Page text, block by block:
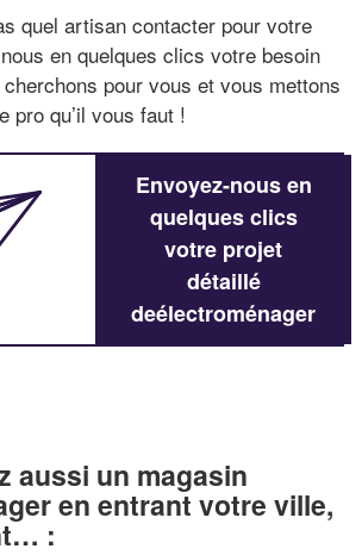
quel artisan contacter pour votre
en quelques clics votre besoin
pour vous et vous mettons
pro qu’il vous faut !
Envoyez-nous en
quelques clics
votre projet
détaillé
deélectroménager
aussi un magasin
en entrant votre ville,
: